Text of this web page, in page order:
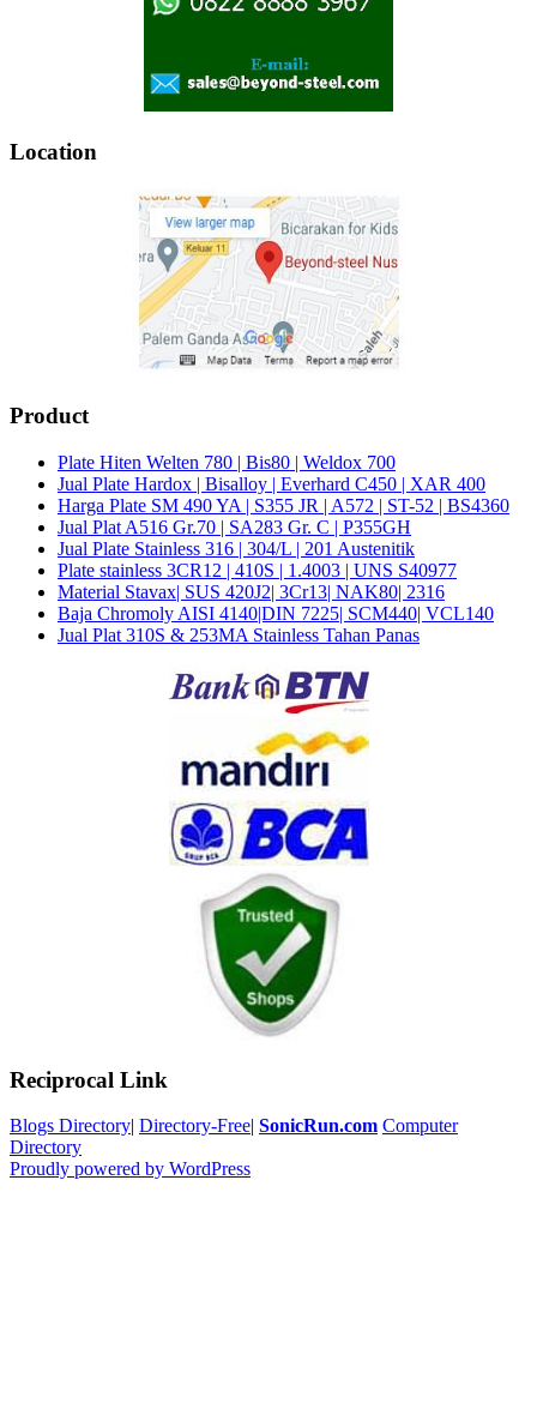
Location
Product
Plate Hiten Welten 780 | Bis80 | Weldox 700
Jual Plate Hardox | Bisalloy | Everhard C450 | XAR 400
Harga Plate SM 490 YA | S355 JR | A572 | ST-52 | BS4360
Jual Plat A516 Gr.70 | SA283 Gr. C | P355GH
Jual Plate Stainless 316 | 304/L | 201 Austenitik
Plate stainless 3CR12 | 410S | 1.4003 | UNS S40977
Material Stavax| SUS 420J2| 3Cr13| NAK80| 2316
Baja Chromoly AISI 4140|DIN 7225| SCM440| VCL140
Jual Plat 310S & 253MA Stainless Tahan Panas
Reciprocal Link
Blogs Directory| Directory-Free| SonicRun.com Computer
Directory
Proudly powered by WordPress